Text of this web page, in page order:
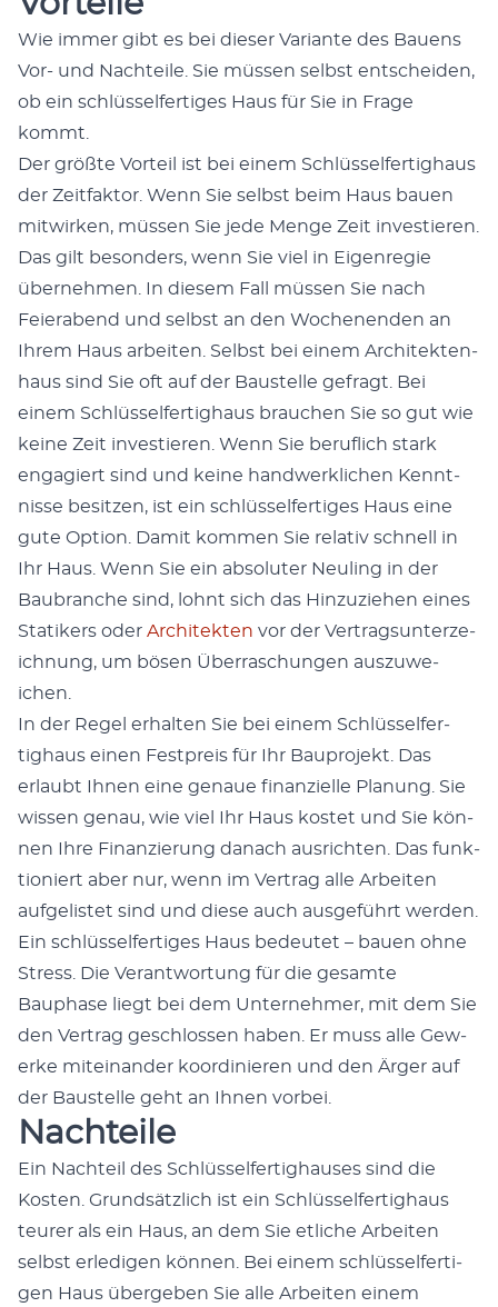
Wie immer gibt es bei dieser Vari­ante des Bauens
Vor- und Nachteile. Sie müssen selb­st entschei­den,
ob ein schlüs­selfer­tiges Haus für Sie in Frage
kommt.
Der größte Vorteil ist bei einem Schlüs­selfer­tighaus
der Zeit­fak­tor. Wenn Sie selb­st beim Haus bauen
mitwirken, müssen Sie jede Menge Zeit investieren.
Das gilt beson­ders, wenn Sie viel in Eigen­regie
übernehmen. In diesem Fall müssen Sie nach
Feier­abend und selb­st an den Woch­enen­den an
Ihrem Haus arbeit­en. Selb­st bei einem Architek­ten­
haus sind Sie oft auf der Baustelle gefragt. Bei
einem Schlüs­selfer­tighaus brauchen Sie so gut wie
keine Zeit investieren. Wenn Sie beru­flich stark
engagiert sind und keine handw­erk­lichen Ken­nt­
nisse besitzen, ist ein schlüs­selfer­tiges Haus eine
gute Option. Damit kom­men Sie rel­a­tiv schnell in
Ihr Haus. Wenn Sie ein absoluter Neul­ing in der
Baubranche sind, lohnt sich das Hinzuziehen eines
Sta­tik­ers oder Architek­ten vor der Ver­trag­sun­terze­
ich­nung, um bösen Über­raschun­gen auszuwe­
ichen.
In der Regel erhal­ten Sie bei einem Schlüs­selfer­
tighaus einen Fest­preis für Ihr Baupro­jekt. Das
erlaubt Ihnen eine genaue finanzielle Pla­nung. Sie
wis­sen genau, wie viel Ihr Haus kostet und Sie kön­
nen Ihre Finanzierung danach aus­richt­en. Das funk­
tion­iert aber nur, wenn im Ver­trag alle Arbeit­en
aufge­lis­tet sind und diese auch aus­ge­führt wer­den.
Ein schlüs­selfer­tiges Haus bedeutet – bauen ohne
Stress. Die Ver­ant­wor­tung für die gesamte
Bauphase liegt bei dem Unternehmer, mit dem Sie
den Ver­trag geschlossen haben. Er muss alle Gew­
erke miteinan­der koor­dinieren und den Ärg­er auf
der Baustelle geht an Ihnen vor­bei.
Nachteile
Ein Nachteil des Schlüs­selfer­tighaus­es sind die
Kosten. Grund­sät­zlich ist ein Schlüs­selfer­tighaus
teur­er als ein Haus, an dem Sie etliche Arbeit­en
selb­st erledi­gen kön­nen. Bei einem schlüs­selfer­ti­
gen Haus übergeben Sie alle Arbeit­en einem